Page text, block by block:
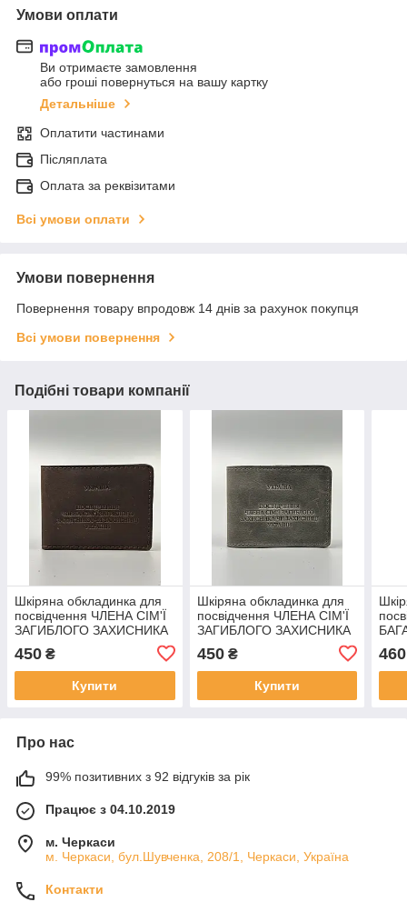
Умови оплати
Ви отримаєте замовлення
або гроші повернуться на вашу картку
Детальніше
Оплатити частинами
Післяплата
Оплата за реквізитами
Всі умови оплати
Умови повернення
Повернення товару впродовж 14 днів за рахунок покупця
Всі умови повернення
Подібні товари компанії
Шкіряна обкладинка для
посвідчення ЧЛЕНА СІМ'Ї
ЗАГИБЛОГО ЗАХИСНИКА
ЧИ ЗАХИСНИЦІ УКРАЇНИ
коричневий
450 ₴
Купити
Шкіряна обкладинка для
посвідчення ЧЛЕНА СІМ'Ї
ЗАГИБЛОГО ЗАХИСНИКА
ЧИ ЗАХИСНИЦІ УКРАЇНИ
450₴
Купити
460
Про нас
99% позитивних з 92 відгуків за рік
Працює з 04.10.2019
м. Черкаси
м. Черкаси, бул.Шувченка, 208/1, Черкаси, Україна
Контакти